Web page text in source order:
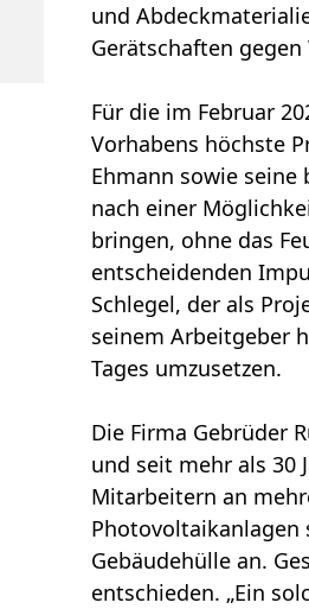
und
Gerätschaften
Für die im Februar
Vorhabens höchste
Ehmann sowie seine
nach einer
bringen, ohne das
entscheidenden
Schlegel, der als
seinem Arbeitgeber
Tages umzusetzen.
Die Firma Gebrüder
und seit mehr als 30
Mitarbeitern an
Gebäudehülle an.
entschieden. „Ein